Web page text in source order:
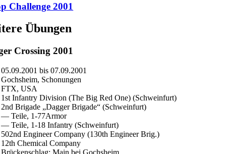
Challenge 2001
Übungen
Crossing 2001
05.09.2001 bis 07.09.2001
Gochsheim, Schonungen
FTX, USA
1st Infantry Division (The Big Red One) (Schweinfurt)
2nd Brigade „Dagger Brigade“ (Schweinfurt)
— Teile, 1-77Armor
— Teile, 1-18 Infantry (Schweinfurt)
502nd Engineer Company (130th Engineer Brig.)
12th Chemical Company
Brückenschlag: Main bei Gochsheim